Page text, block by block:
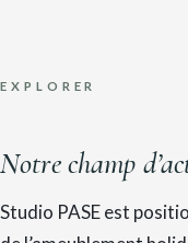
EXPLORER
Notre champ
Studio PASE est